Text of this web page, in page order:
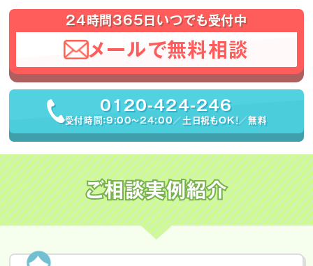
24時間365日いつでも受付中
メールで無料相談
0120-424-246
受付時間：9:00〜24:00／土日祝もOK！／無料
ご相談実例紹介